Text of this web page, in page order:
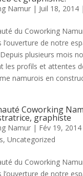
Namur| Juil 18, 2014|
du Coworking
l’ouverture de notre
Depuis plusieurs mois
les profils et attentes
namurois en
Coworking
graphiste
Namur| Fév 19, 2014
, Uncategorized
du Coworking
l’ouverture de notre